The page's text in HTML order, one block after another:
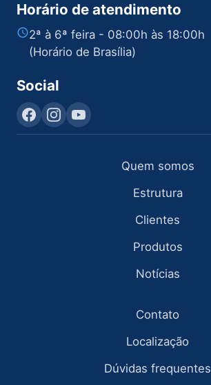
Horário de atendimento
2ª à 6ª feira - 08:00h às 18:00h
(Horário de Brasília)
Social
Quem somos
Estrutura
Clientes
Produtos
Notícias
Contato
Localização
Dúvidas frequentes